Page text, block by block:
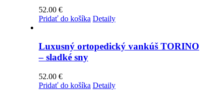
52.00 €
Pridať do košíka Detaily
Luxusný ortopedický vankúš TORINO
– sladké sny
52.00 €
Pridať do košíka Detaily